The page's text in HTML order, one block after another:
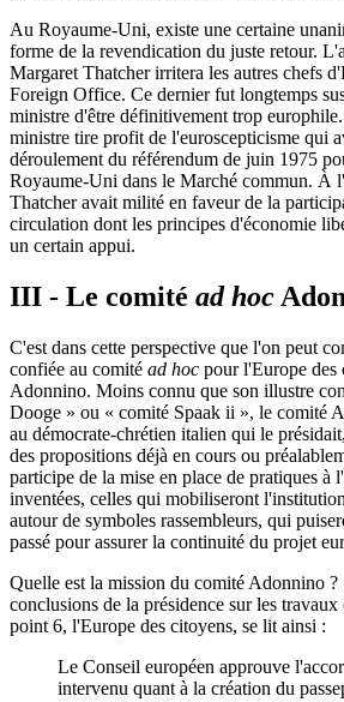
Au Royaume-Uni, existe une certaine
forme de la revendication du juste retour.
Margaret Thatcher irritera les autres chefs
Foreign Office. Ce dernier fut longtemps
ministre d'être définitivement trop
ministre tire profit de l'euroscepticisme qui
déroulement du référendum de juin 1975
Royaume-Uni dans le Marché commun. À
Thatcher avait milité en faveur de la
circulation dont les principes d'économie
un certain appui.
III - Le comité ad hoc
C'est dans cette perspective que l'on peut
confiée au comité ad hoc pour l'Europe des
Adonnino. Moins connu que son illustre
Dooge » ou « comité Spaak ii », le comité
au démocrate-chrétien italien qui le
des propositions déjà en cours ou
participe de la mise en place de pratiques à
inventées, celles qui mobiliseront
autour de symboles rassembleurs, qui
passé pour assurer la continuité du projet
Quelle est la mission du comité Adonnino ?
conclusions de la présidence sur les
point 6, l'Europe des citoyens, se lit ainsi :
Le Conseil européen approuve
intervenu quant à la création du